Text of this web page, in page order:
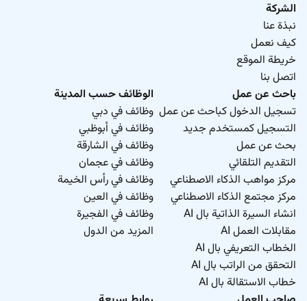
الشركة
نبذة عنا
كيف نعمل
خريطة الموقع
اتصل بنا
باحث عن عمل
تسجيل الدخول كباحث عن عمل
التسجيل كمستخدم جديد
بحث عن عمل
التقديم التلقائي
مركز مواهب الذكاء الاصطناعي
مركز مجتمع الذكاء الاصطناعي
انشاء السيرة الذاتية بال AI
مقابلات العمل AI
الخطاب التعريفي بال AI
التحقق من الراتب بال AI
خطاب الاستقالة بال AI
الوظائف حسب المدينة
وظائف في دبي
وظائف في أبوظبي
وظائف في الشارقة
وظائف في عجمان
وظائف في رأس الخيمة
وظائف في العين
وظائف في الفجيرة
المزيد من الدول